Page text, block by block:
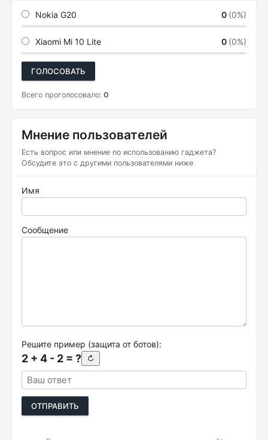
Nokia G20 0 (0%)
Xiaomi Mi 10 Lite 0 (0%)
ГОЛОСОВАТЬ
Всего проголосовало: 0
Мнение пользователей
Есть вопрос или мнение по использованию гаджета?
Обсудите это с другими пользователями ниже
Имя
Сообщение
Решите пример (защита от ботов):
2 + 4 - 2 = ? ↻
ОТПРАВИТЬ